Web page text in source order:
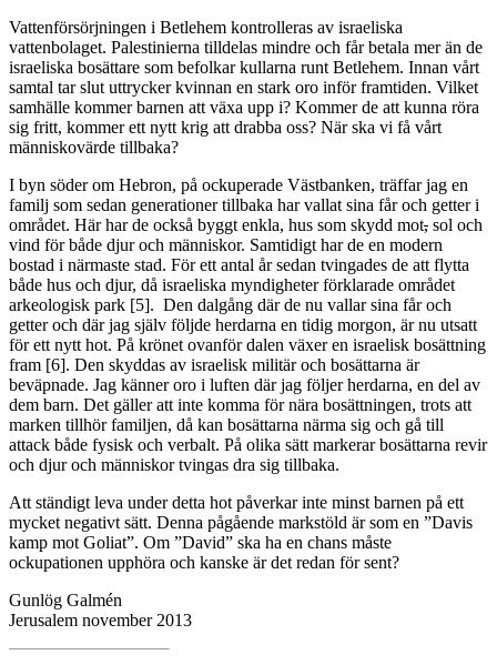
Vattenförsörjningen i Betlehem kontrolleras av israeliska
vattenbolaget. Palestinierna tilldelas mindre och får betala mer än de
israeliska bosättare som befolkar kullarna runt Betlehem. Innan vårt
samtal tar slut uttrycker kvinnan en stark oro inför framtiden. Vilket
samhälle kommer barnen att växa upp i? Kommer de att kunna röra
sig fritt, kommer ett nytt krig att drabba oss? När ska vi få vårt
människovärde tillbaka?
I byn söder om Hebron, på ockuperade Västbanken, träffar jag en
familj som sedan generationer tillbaka har vallat sina får och getter i
området. Här har de också byggt enkla, hus som skydd mot, sol och
vind för både djur och människor. Samtidigt har de en modern
bostad i närmaste stad. För ett antal år sedan tvingades de att flytta
både hus och djur, då israeliska myndigheter förklarade området
arkeologisk park [5]. Den dalgång där de nu vallar sina får och
getter och där jag själv följde herdarna en tidig morgon, är nu utsatt
för ett nytt hot. På krönet ovanför dalen växer en israelisk bosättning
fram [6]. Den skyddas av israelisk militär och bosättarna är
beväpnade. Jag känner oro i luften där jag följer herdarna, en del av
dem barn. Det gäller att inte komma för nära bosättningen, trots att
marken tillhör familjen, då kan bosättarna närma sig och gå till
attack både fysisk och verbalt. På olika sätt markerar bosättarna revir
och djur och människor tvingas dra sig tillbaka.
Att ständigt leva under detta hot påverkar inte minst barnen på ett
mycket negativt sätt. Denna pågående markstöld är som en ”Davis
kamp mot Goliat”. Om ”David” ska ha en chans måste
ockupationen upphöra och kanske är det redan för sent?
Gunlög Galmén
Jerusalem november 2013